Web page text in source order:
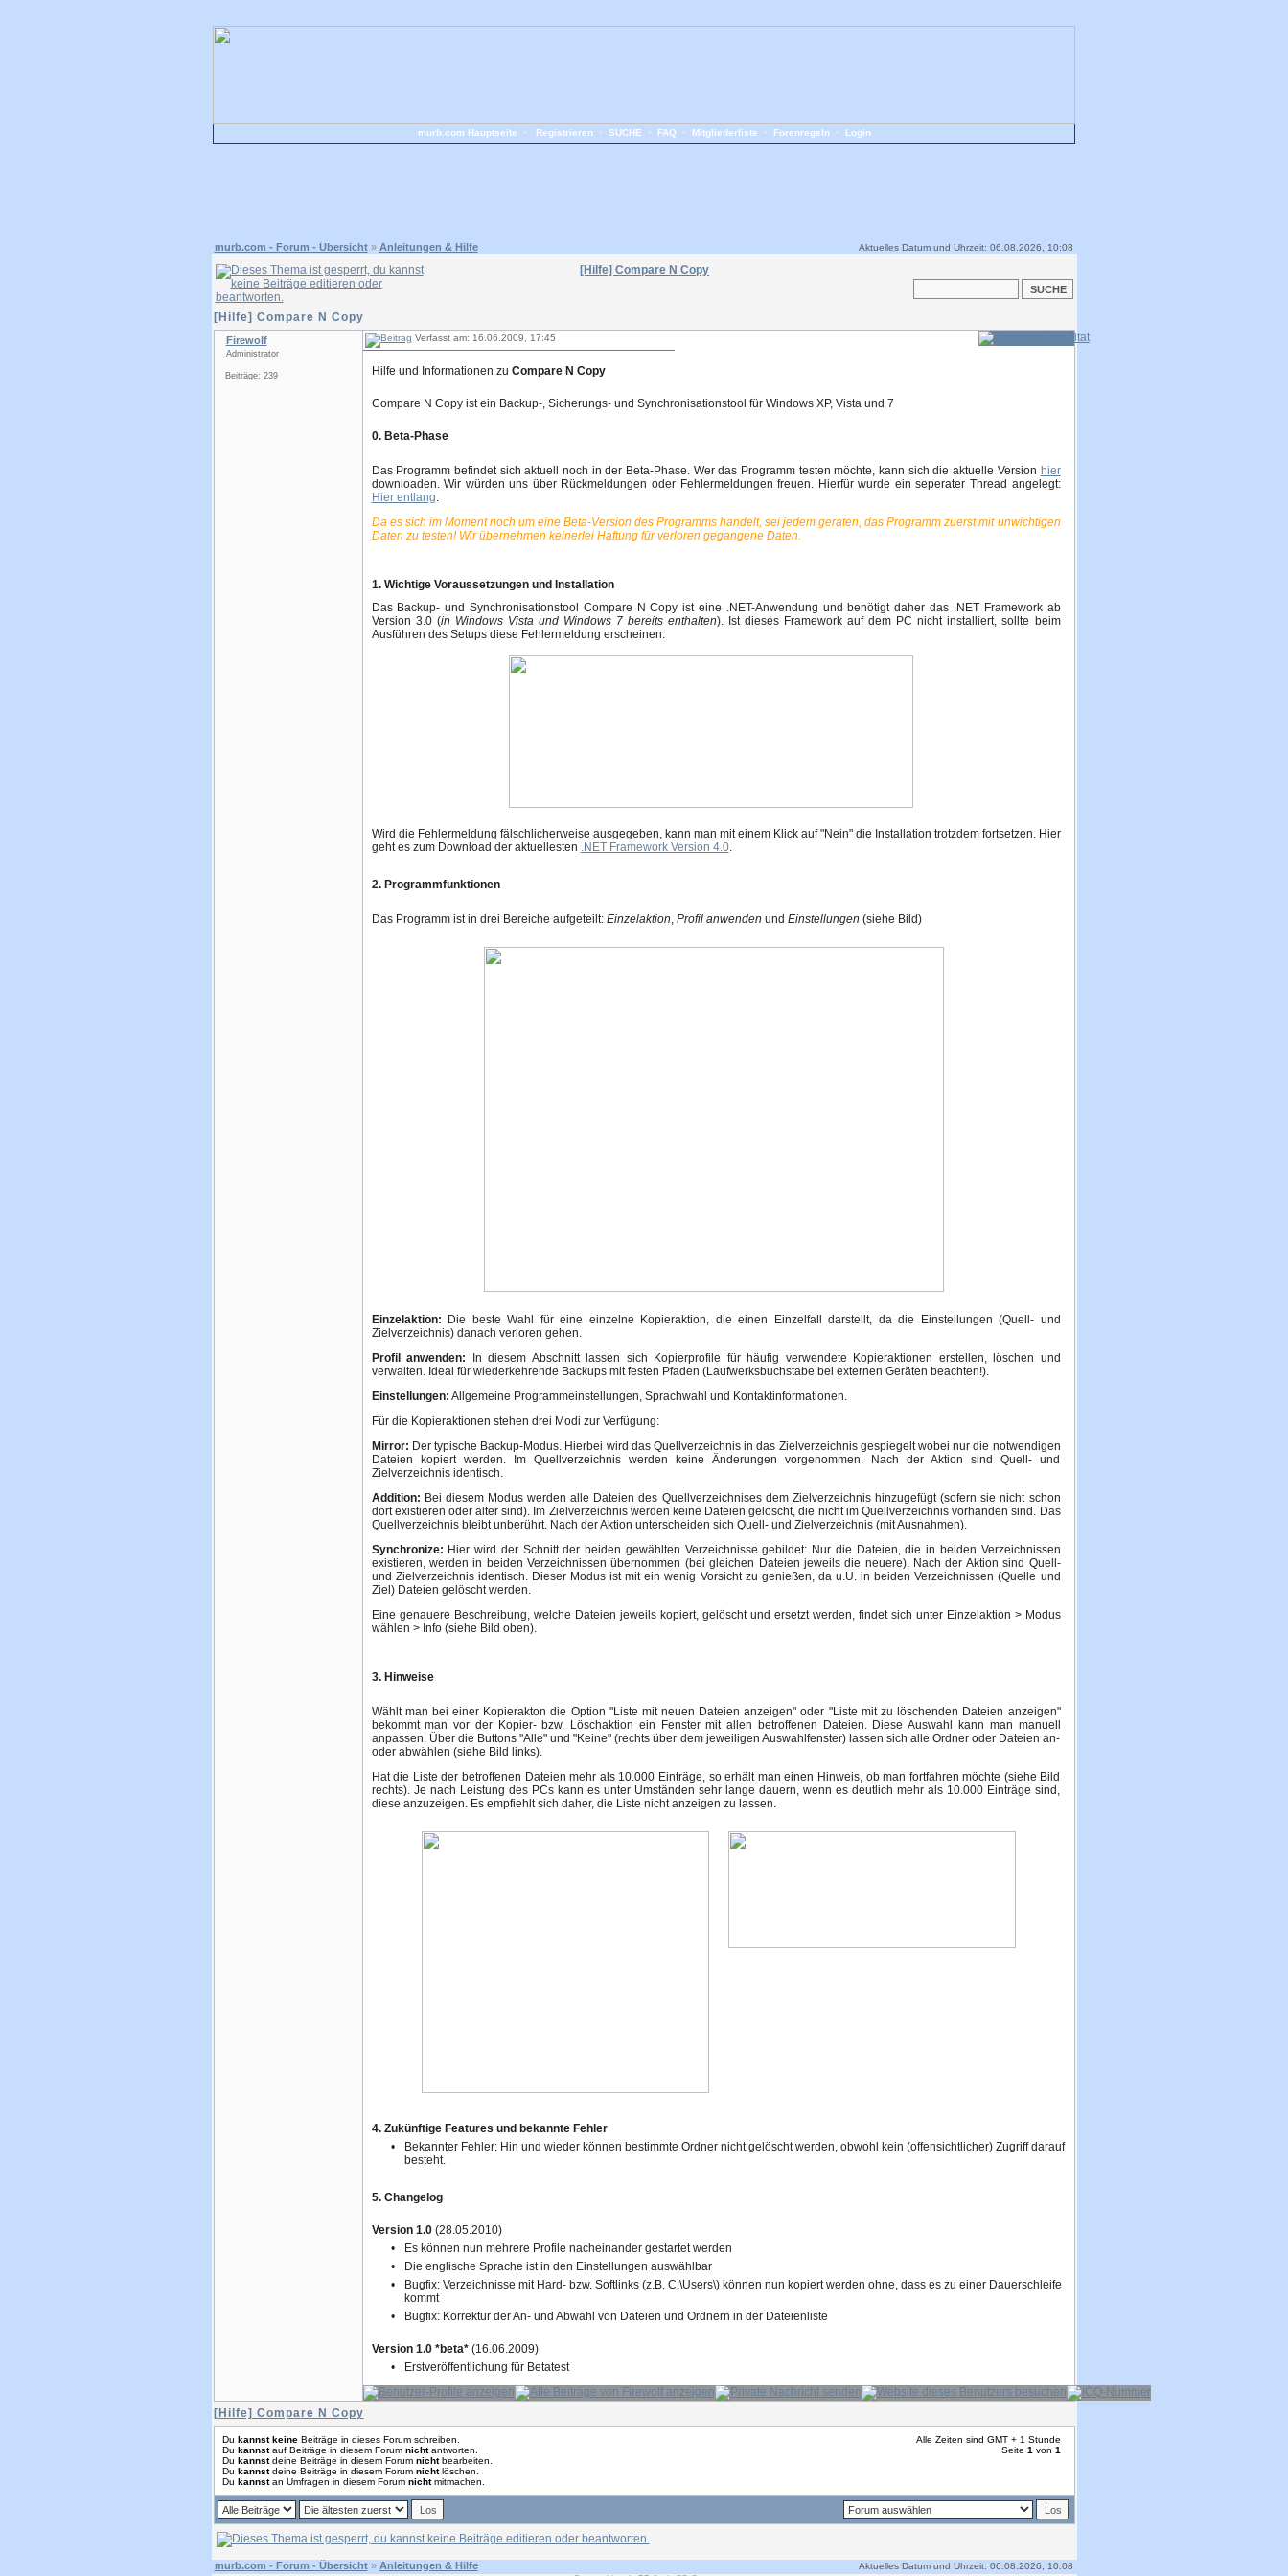
murb.com Hauptseite Registrieren• SUCHE FAQ Mitgliederliste Forenregeln• Login
murb.com - Forum - Übersicht» Anleitungen & Hilfe Aktuelles Datum und Uhrzeit: 06.08.2026, 10:08
[Hilfe] Compare N Copy
[Hilfe] Compare N Copy
Firewolf
Administrator
Beiträge: 239
Verfasst am: 16.06.2009, 17:45
Hilfe und Informationen zu Compare N Copy
Compare N Copy ist ein Backup-, Sicherungs- und Synchronisationstool für Windows XP, Vista und 7
0. Beta-Phase
Das Programm befindet sich aktuell noch in der Beta-Phase. Wer das Programm testen möchte, kann sich die aktuelle Version hier
downloaden. Wir würden uns über Rückmeldungen oder Fehlermeldungen freuen. Hierfür wurde ein seperater Thread angelegt:
Hier entlang.
Da es sich im Moment noch um eine Beta-Version des Programms handelt, sei jedem geraten, das Programm zuerst mit unwichtigen
Daten zu testen! Wir übernehmen keinerlei Haftung für verloren gegangene Daten.
1. Wichtige Voraussetzungen und Installation
Das Backup- und Synchronisationstool Compare N Copy ist eine .NET-Anwendung und benötigt daher das .NET Framework ab
Version 3.0 (in Windows Vista und Windows 7 bereits enthalten). Ist dieses Framework auf dem PC nicht installiert, sollte beim
Ausführen des Setups diese Fehlermeldung erscheinen:
Wird die Fehlermeldung fälschlicherweise ausgegeben, kann man mit einem Klick auf "Nein" die Installation trotzdem fortsetzen. Hier
geht es zum Download der aktuellesten .NET Framework Version 4.0.
2. Programmfunktionen
Das Programm ist in drei Bereiche aufgeteilt: Einzelaktion, Profil anwenden und Einstellungen (siehe Bild)
Einzelaktion:
Die beste Wahl für eine einzelne Kopieraktion, die einen Einzelfall darstellt, da die Einstellungen (Quell- und
Zielverzeichnis) danach verloren gehen.
Profil anwenden: In diesem Abschnitt lassen sich Kopierprofile für häufig verwendete Kopieraktionen erstellen, löschen und
verwalten. Ideal für wiederkehrende Backups mit festen Pfaden (Laufwerksbuchstabe bei externen Geräten beachten!).
Einstellungen: Allgemeine Programmeinstellungen, Sprachwahl und Kontaktinformationen.
Für die Kopieraktionen stehen drei Modi zur Verfügung:
Mirror: Der typische Backup-Modus. Hierbei wird das Quellverzeichnis in das Zielverzeichnis gespiegelt wobei nur die notwendigen
Dateien kopiert werden. Im Quellverzeichnis werden keine Änderungen vorgenommen. Nach der Aktion sind Quell- und
Zielverzeichnis identisch.
Addition: Bei diesem Modus werden alle Dateien des Quellverzeichnises dem Zielverzeichnis hinzugefügt (sofern sie nicht schon
dort existieren oder älter sind). Im Zielverzeichnis werden keine Dateien gelöscht, die nicht im Quellverzeichnis vorhanden sind. Das
Quellverzeichnis bleibt unberührt. Nach der Aktion unterscheiden sich Quell- und Zielverzeichnis (mit Ausnahmen).
Synchronize: Hier wird der Schnitt der beiden gewählten Verzeichnisse gebildet: Nur die Dateien, die in beiden Verzeichnissen
existieren, werden in beiden Verzeichnissen übernommen (bei gleichen Dateien jeweils die neuere). Nach der Aktion sind Quell-
und Zielverzeichnis identisch. Dieser Modus ist mit ein wenig Vorsicht zu genießen, da u.U. in beiden Verzeichnissen (Quelle und
Ziel) Dateien gelöscht werden.
Eine genauere Beschreibung, welche Dateien jeweils kopiert, gelöscht und ersetzt werden, findet sich unter Einzelaktion > Modus
wählen > Info (siehe Bild oben).
3. Hinweise
Wählt man bei einer Kopierakton die Option "Liste mit neuen Dateien anzeigen" oder "Liste mit zu löschenden Dateien anzeigen"
bekommt man vor der Kopier- bzw. Löschaktion ein Fenster mit allen betroffenen Dateien. Diese Auswahl kann man manuell
anpassen. Über die Buttons "Alle" und "Keine" (rechts über dem jeweiligen Auswahlfenster) lassen sich alle Ordner oder Dateien an-
oder abwählen (siehe Bild links).
Hat die Liste der betroffenen Dateien mehr als 10.000 Einträge, so erhält man einen Hinweis, ob man fortfahren möchte (siehe Bild
rechts). Je nach Leistung des PCs kann es unter Umständen sehr lange dauern, wenn es deutlich mehr als 10.000 Einträge sind,
diese anzuzeigen. Es empfiehlt sich daher, die Liste nicht anzeigen zu lassen.
4. Zukünftige Features und bekannte Fehler
•
Bekannter Fehler: Hin und wieder können bestimmte Ordner nicht gelöscht werden, obwohl kein (offensichtlicher) Zugriff darauf
besteht.
5. Changelog
Version 1.0(28.05.2010)
•
Es können nun mehrere Profile nacheinander gestartet werden
•
Die englische Sprache ist in den Einstellungen auswählbar
•
Bugfix: Verzeichnisse mit Hard- bzw. Softlinks (z.B. C:\Users\) können nun kopiert werden ohne, dass es zu einer Dauerschleife
kommt
•
Bugfix: Korrektur der An- und Abwahl von Dateien und Ordnern in der Dateienliste
Version 1.0 *beta*(16.06.2009)
•
Erstveröffentlichung für Betatest
[Hilfe] Compare N Copy
Du kannst keineBeiträge in dieses Forum schreiben.
Du kannstauf Beiträge in diesem Forum nichtantworten.
Du kannstdeine Beiträge in diesem Forum nichtbearbeiten.
Du kannstdeine Beiträge in diesem Forum nichtlöschen.
Du kannstan Umfragen in diesem Forum nichtmitmachen.
Alle Zeiten sind GMT + 1 Stunde
Seite 1 von 1
murb.com - Forum - Übersicht» Anleitungen & Hilfe Aktuelles Datum und Uhrzeit: 06.08.2026, 10:08